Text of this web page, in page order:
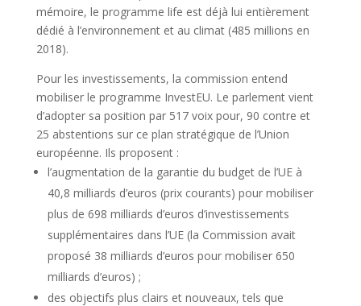
mémoire, le programme life est déjà lui entièrement
dédié à l’environnement et au climat (485 millions en
2018).
Pour les investissements, la commission entend
mobiliser le programme InvestEU. Le parlement vient
d’adopter sa position par 517 voix pour, 90 contre et
25 abstentions sur ce plan stratégique de l’Union
européenne. Ils proposent :
l’augmentation de la garantie du budget de l’UE à
40,8 milliards d’euros (prix courants) pour mobiliser
plus de 698 milliards d’euros d’investissements
supplémentaires dans l’UE (la Commission avait
proposé 38 milliards d’euros pour mobiliser 650
milliards d’euros) ;
des objectifs plus clairs et nouveaux, tels que